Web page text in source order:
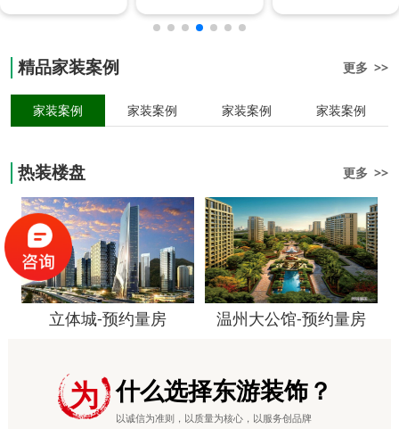
精品家装案例 更多 >>
家装案例 家装案例 家装案例 家装案例
热装楼盘 更多 >>
立体城-预约量房 温州大公馆-预约量房
为 什么选择东游装饰？
以诚信为准则，以质量为核心，以服务创品牌